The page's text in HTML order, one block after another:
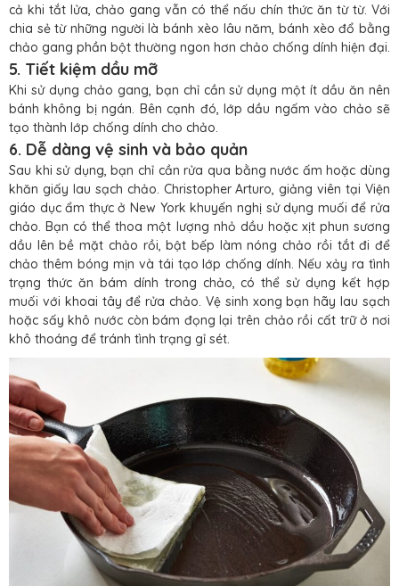
cả khi tắt lửa, chảo gang vẫn có thể nấu chín thức ăn từ từ. Với
chia sẻ từ những người là bánh xèo lâu năm, bánh xèo đổ bằng
chảo gang phần bột thường ngon hơn chảo chống dính hiện đại.
5. Tiết kiệm dầu mỡ
Khi sử dụng chảo gang, bạn chỉ cần sử dụng một ít dầu ăn nên
bánh không bị ngán. Bên cạnh đó, lớp dầu ngấm vào chảo sẽ
tạo thành lớp chống dính cho chảo.
6. Dễ dàng vệ sinh và bảo quản
Sau khi sử dụng, bạn chỉ cần rửa qua bằng nước ấm hoặc dùng
khăn giấy lau sạch chảo. Christopher Arturo, giảng viên tại Viện
giáo dục ẩm thực ở New York khuyến nghị sử dụng muối để rửa
chảo. Bạn có thể thoa một lượng nhỏ dầu hoặc xịt phun sương
dầu lên bề mặt chảo rồi, bật bếp làm nóng chảo rồi tắt đi để
chảo thêm bóng mịn và tái tạo lớp chống dính. Nếu xảy ra tình
trạng thức ăn bám dính trong chảo, có thể sử dụng kết hợp
muối với khoai tây để rửa chảo. Vệ sinh xong bạn hãy lau sạch
hoặc sấy khô nước còn bám đọng lại trên chảo rồi cất trữ ở nơi
khô thoáng để tránh tình trạng gỉ sét.